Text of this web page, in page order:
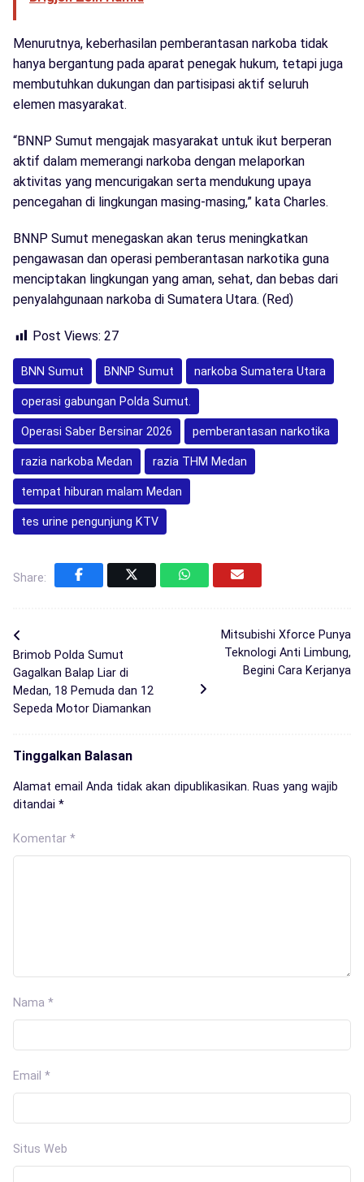
Menurutnya, keberhasilan pemberantasan narkoba tidak
hanya bergantung pada aparat penegak hukum, tetapi juga
membutuhkan dukungan dan partisipasi aktif seluruh
elemen masyarakat.
“BNNP Sumut mengajak masyarakat untuk ikut berperan
aktif dalam memerangi narkoba dengan melaporkan
aktivitas yang mencurigakan serta mendukung upaya
pencegahan di lingkungan masing-masing,” kata Charles.
BNNP Sumut menegaskan akan terus meningkatkan
pengawasan dan operasi pemberantasan narkotika guna
menciptakan lingkungan yang aman, sehat, dan bebas dari
penyalahgunaan narkoba di Sumatera Utara. (Red)
Post Views: 27
BNN Sumut BNNP Sumut narkoba Sumatera Utara
operasi gabungan Polda Sumut.
Operasi Saber Bersinar 2026 pemberantasan narkotika
razia narkoba Medan razia THM Medan
tempat hiburan malam Medan
tes urine pengunjung KTV
Share:
Brimob Polda Sumut
Gagalkan Balap Liar di
Medan, 18 Pemuda dan 12
Sepeda Motor Diamankan
Mitsubishi Xforce Punya
Teknologi Anti Limbung,
Begini Cara Kerjanya
Tinggalkan Balasan
Alamat email Anda tidak akan dipublikasikan.
Ruas yang wajib
ditandai *
Komentar *
Nama *
Email *
Situs Web